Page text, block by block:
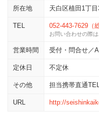
所在地 天白区植田1丁目
TEL 052-443-7629（
お問い合わせの際
営業時間 受付・問合せ／
定休日 不定休
その他 担当携帯直通
URL http://